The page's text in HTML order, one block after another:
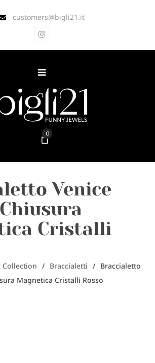
customers@bigli21.it
0
Venice
Cristalli
Collection / Braccialetti / Braccialetto
Magnetica Cristalli Rosso